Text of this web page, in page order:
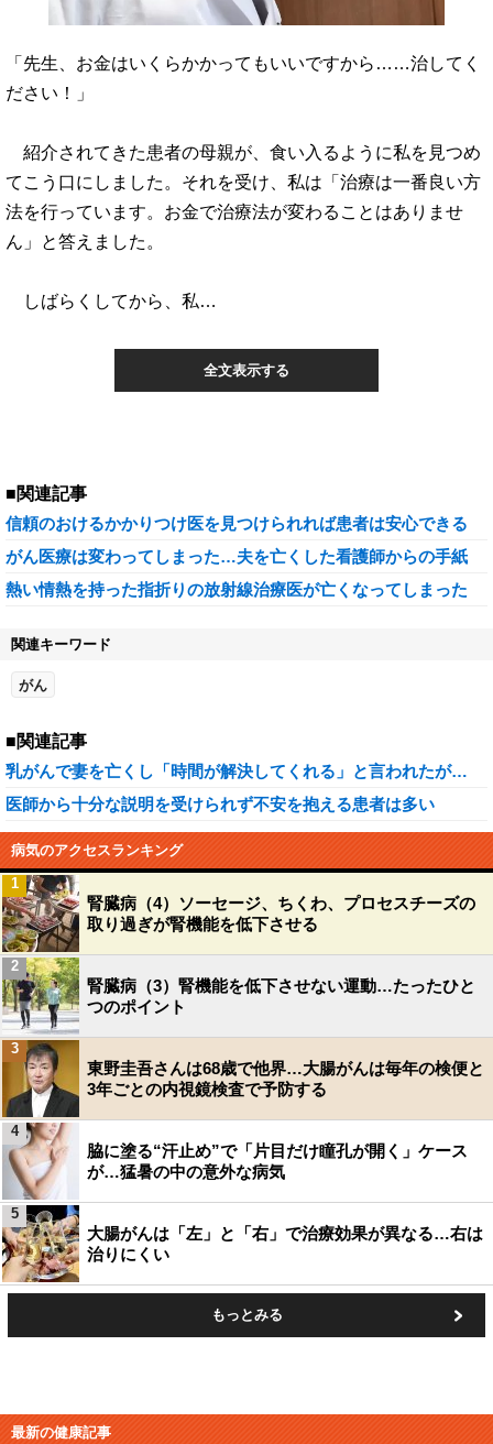
「先生、お金はいくらかかってもいいですから……治してく
ださい！」
紹介されてきた患者の母親が、食い入るように私を見つめ
てこう口にしました。それを受け、私は「治療は一番良い方
法を行っています。お金で治療法が変わることはありませ
ん」と答えました。
しばらくしてから、私…
全文表示する
■関連記事
信頼のおけるかかりつけ医を見つけられれば患者は安心できる
がん医療は変わってしまった…夫を亡くした看護師からの手紙
熱い情熱を持った指折りの放射線治療医が亡くなってしまった
関連キーワード
がん
■関連記事
乳がんで妻を亡くし「時間が解決してくれる」と言われたが…
医師から十分な説明を受けられず不安を抱える患者は多い
病気のアクセスランキング
腎臓病（4）ソーセージ、ちくわ、プロセスチーズの
取り過ぎが腎機能を低下させる
1
腎臓病（3）腎機能を低下させない運動…たったひと
つのポイント
2
東野圭吾さんは68歳で他界…大腸がんは毎年の検便と
3年ごとの内視鏡検査で予防する
3
脇に塗る“汗止め”で「片目だけ瞳孔が開く」ケース
が…猛暑の中の意外な病気
4
大腸がんは「左」と「右」で治療効果が異なる…右は
治りにくい
5
もっとみる
最新の健康記事